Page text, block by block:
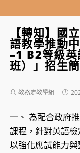
【轉知】國
語教學推動
–1 B2等級
班）」招生
Post教務處教學組
Post
一、 為配合政府
課程，針對英語
以強化應試能力與